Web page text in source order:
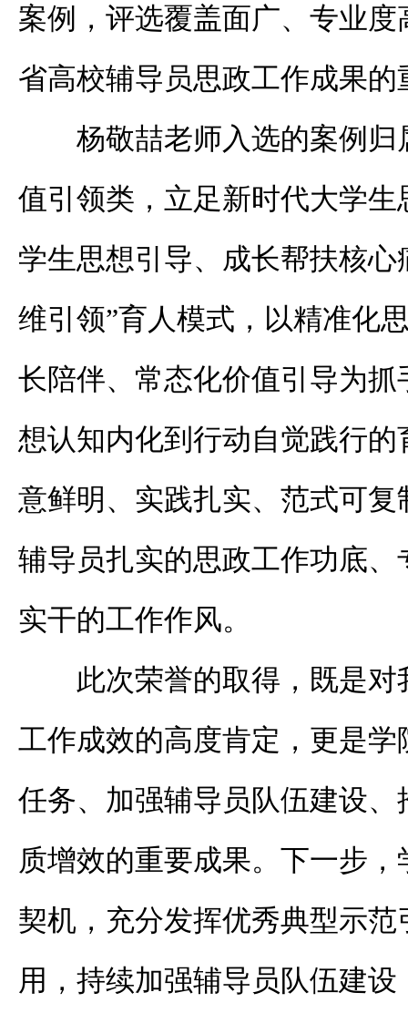
案例，评选覆盖面广、专业
省高校辅导员思政工作成果
杨敬喆老师入选的案例归
值引领类 ，立足新时代大学
学生思想引导、成长帮扶核
维引领”育人模式，以精准化
长陪伴、常态化价值引导为
想认知内化到行动自觉践行
意鲜明、实践扎实、范式可
辅导员扎实的思政工作功底
实干的工作作风。
此次荣誉的取得，既是
工作成效的高度肯定，更是
任务、加强辅导员队伍建设
质增效的重要成果。下一步
契机，充分发挥优秀典型示
用，持续加强辅导员队伍建